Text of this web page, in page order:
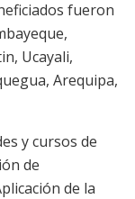
fueron
Ucayali,
Arequipa,
y cursos de
de
de la